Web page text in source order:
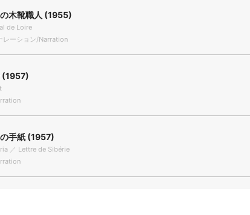
木靴職人 (1955)
de Loire
レーション/Narration
(1957)
手紙 (1957)
／ Lettre de Sibérie